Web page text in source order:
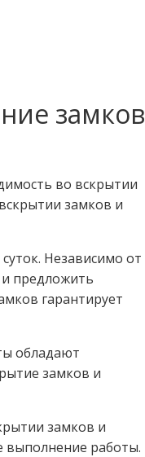
замков
во вскрытии
замков и
Независимо от
предложить
гарантирует
обладают
замков и
замков и
выполнение работы.